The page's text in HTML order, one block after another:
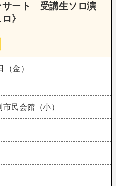
サート 受講生ソロ演
》
金）
民会館（小）